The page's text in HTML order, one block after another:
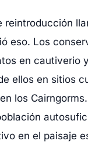
reintroducción
eso. Los
en cautiverio
ellos en sitios
los
en el paisaje